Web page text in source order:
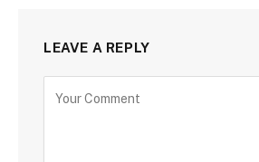
LEAVE A REPLY